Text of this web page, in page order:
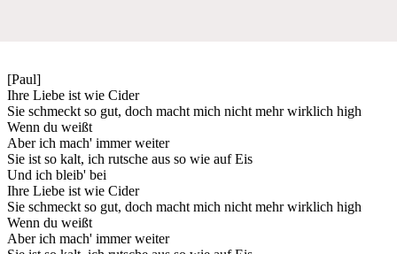
[Paul]
Ihre Liebe ist wie Cider
Sie schmeckt so gut, doch macht mich nicht mehr wirklich high
Wenn du weißt
Aber ich mach' immer weiter
Sie ist so kalt, ich rutsche aus so wie auf Eis
Und ich bleib' bei
Ihre Liebe ist wie Cider
Sie schmeckt so gut, doch macht mich nicht mehr wirklich high
Wenn du weißt
Aber ich mach' immer weiter